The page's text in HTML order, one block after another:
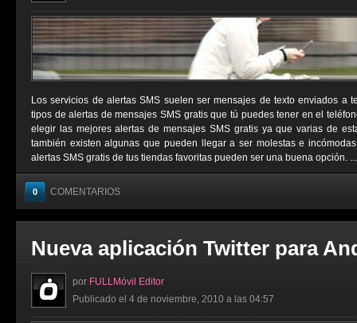
Los servicios de alertas SMS suelen ser mensajes de texto enviados a
tipos de alertas de mensajes SMS gratis que tú puedes tener en el
elegir las mejores alertas de mensajes SMS gratis ya que varias de
también existen algunas que pueden llegar a ser molestas e
alertas SMS gratis de tus tiendas favoritas pueden ser una buena opción. ...
0 COMENTARIOS
Nueva aplicación Twitter para
por FULLMóvil Editor
Publicado el 4 de noviembre, 2010 a las 04:57